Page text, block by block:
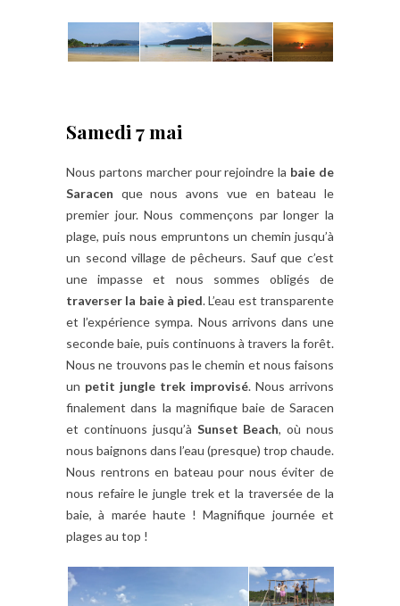
Samedi 7 mai
Nous partons marcher pour rejoindre la baie de
Saracen que nous avons vue en bateau le
premier jour. Nous commençons par longer la
plage, puis nous empruntons un chemin jusqu’à
un second village de pêcheurs. Sauf que c’est
une impasse et nous sommes obligés de
traverser la baie à pied. L’eau est transparente
et l’expérience sympa. Nous arrivons dans une
seconde baie, puis continuons à travers la forêt.
Nous ne trouvons pas le chemin et nous faisons
un petit jungle trek improvisé. Nous arrivons
finalement dans la magnifique baie de Saracen
et continuons jusqu’à Sunset Beach, où nous
nous baignons dans l’eau (presque) trop chaude.
Nous rentrons en bateau pour nous éviter de
nous refaire le jungle trek et la traversée de la
baie, à marée haute ! Magnifique journée et
plages au top !